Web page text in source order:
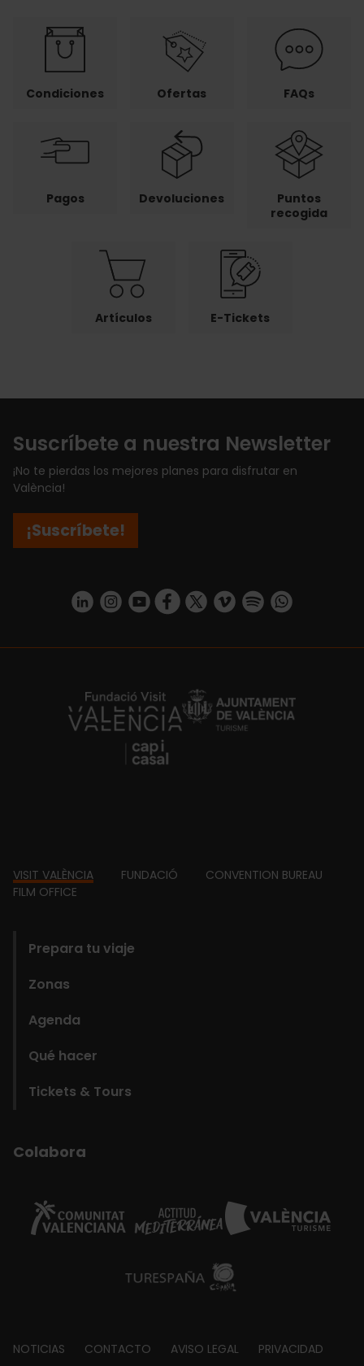
Condiciones Ofertas FAQs
Pagos Devoluciones
Puntos
recogida
Artículos E-Tickets
Suscríbete a nuestra Newsletter
¡No te pierdas los mejores planes para disfrutar en
València!
¡Suscríbete!
https://www.linkedin.com/company/turismo-valencia/mycompany/
https://www.instagram.com/visit_valencia/
https://www.youtube.com/user/
https://www.facebook.com/
https://twitter.com/
https://vimeo.com/
https://https://api.whatsapp.com/
https://fundacion.visitvalencia.com/
Footer
VISIT VALÈNCIA FUNDACIÓ
CONVENTION BUREAU
FILM OFFICE
Prepara tu viaje
Zonas
Agenda
Qué hacer
Tickets & Tours
Colabora
Footer
NOTICIAS CONTACTO AVISO LEGAL PRIVACIDAD